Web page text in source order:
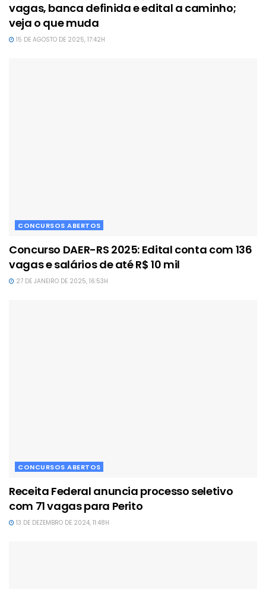
vagas, banca definida e edital a caminho;
veja o que muda
15 DE AGOSTO DE 2025, 17:42H
CONCURSOS ABERTOS
Concurso DAER-RS 2025: Edital conta com 136
vagas e salários de até R$ 10 mil
27 DE JANEIRO DE 2025, 16:53H
CONCURSOS ABERTOS
Receita Federal anuncia processo seletivo
com 71 vagas para Perito
13 DE DEZEMBRO DE 2024, 11:48H